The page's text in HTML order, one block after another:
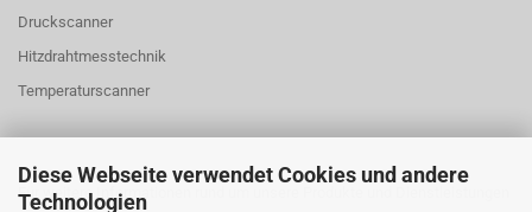
Diese Webseite verwendet Cookies und andere
Technologien
Druckscanner
Hitzdrahtmesstechnik
Temperaturscanner
Für weitere Informationen rund um unsere Produkte und Dienstleistungen